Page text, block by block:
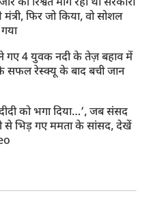
फिर जो किया, वो सोशल
गए 4 युवक नदी के तेज़ बहाव में
रेस्क्यू के बाद बची जान
को भगा दिया…’, जब संसद
से भिड़ गए ममता के सांसद, देखें